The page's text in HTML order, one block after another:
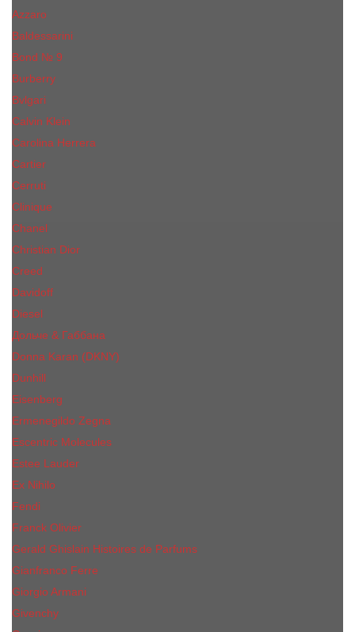
Azzaro
Baldessarini
Bond № 9
Burberry
Bvlgari
Calvin Klein
Carolina Herrera
Cartier
Cerruti
Сliniquе
Chanel
Christian Dior
Creed
Davidoff
Diesel
Дольче & Габбана
Donna Karan (DKNY)
Dunhill
Eisenberg
Ermenegildo Zegna
Escentric Molecules
Еsteе Lаudеr
Ex Nihilo
Fendi
Franck Olivier
Gerald Ghislain Histoires de Parfums
Gianfranco Ferre
Giorgio Armani
Givenchy